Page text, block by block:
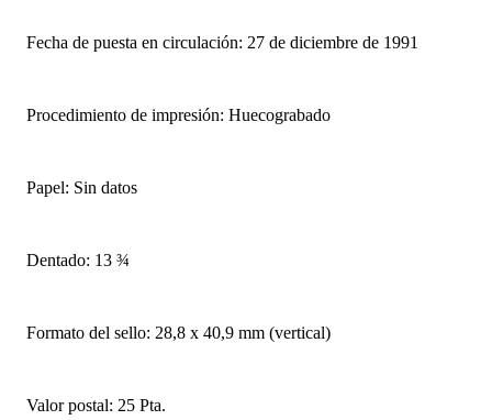
Fecha de puesta en circulación: 27 de diciembre de 1991
Procedimiento de impresión: Huecograbado
Papel: Sin datos
Dentado: 13 ¾
Formato del sello: 28,8 x 40,9 mm (vertical)
Valor postal: 25 Pta.